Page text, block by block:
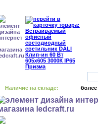
Наличие на складе: более